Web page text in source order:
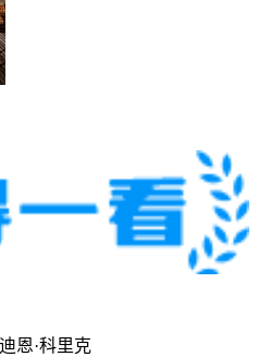
恩·科里克